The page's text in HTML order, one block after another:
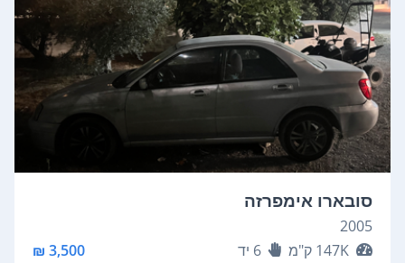
סובארו אימפרזה
2005
147K ק"מ 6 יד 3,500 ₪